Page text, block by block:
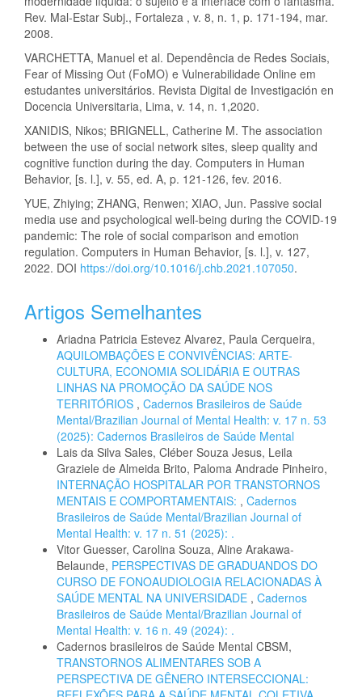
Rev. Mal-Estar Subj., Fortaleza , v. 8, n. 1, p. 171-194, mar.
2008.
VARCHETTA, Manuel et al. Dependência de Redes Sociais,
Fear of Missing Out (FoMO) e Vulnerabilidade Online em
estudantes universitários. Revista Digital de Investigación en
Docencia Universitaria, Lima, v. 14, n. 1,2020.
XANIDIS, Nikos; BRIGNELL, Catherine M. The association
between the use of social network sites, sleep quality and
cognitive function during the day. Computers in Human
Behavior, [s. l.], v. 55, ed. A, p. 121-126, fev. 2016.
YUE, Zhiying; ZHANG, Renwen; XIAO, Jun. Passive social
media use and psychological well-being during the COVID-19
pandemic: The role of social comparison and emotion
regulation. Computers in Human Behavior, [s. l.], v. 127,
2022. DOI https://doi.org/10.1016/j.chb.2021.107050.
Artigos Semelhantes
Ariadna Patricia Estevez Alvarez, Paula Cerqueira,
AQUILOMBAÇÕES E CONVIVÊNCIAS: ARTE-
CULTURA, ECONOMIA SOLIDÁRIA E OUTRAS
LINHAS NA PROMOÇÃO DA SAÚDE NOS
TERRITÓRIOS , Cadernos Brasileiros de Saúde
Mental/Brazilian Journal of Mental Health: v. 17 n. 53
(2025): Cadernos Brasileiros de Saúde Mental
Lais da Silva Sales, Cléber Souza Jesus, Leila
Graziele de Almeida Brito, Paloma Andrade Pinheiro,
INTERNAÇÃO HOSPITALAR POR TRANSTORNOS
MENTAIS E COMPORTAMENTAIS: , Cadernos
Brasileiros de Saúde Mental/Brazilian Journal of
Mental Health: v. 17 n. 51 (2025): .
Vitor Guesser, Carolina Souza, Aline Arakawa-
Belaunde, PERSPECTIVAS DE GRADUANDOS DO
CURSO DE FONOAUDIOLOGIA RELACIONADAS À
SAÚDE MENTAL NA UNIVERSIDADE , Cadernos
Brasileiros de Saúde Mental/Brazilian Journal of
Mental Health: v. 16 n. 49 (2024): .
Cadernos brasileiros de Saúde Mental CBSM,
TRANSTORNOS ALIMENTARES SOB A
PERSPECTIVA DE GÊNERO INTERSECCIONAL: